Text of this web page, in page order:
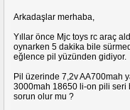
Arkadaşlar merhaba,
Yıllar önce Mjc toys rc araç
oynarken 5 dakika bile
eğlence pil yüzünden gidiyor.
Pil üzerinde 7,2v AA700mah
3000mah 18650 li-on pili seri
sorun olur mu ?